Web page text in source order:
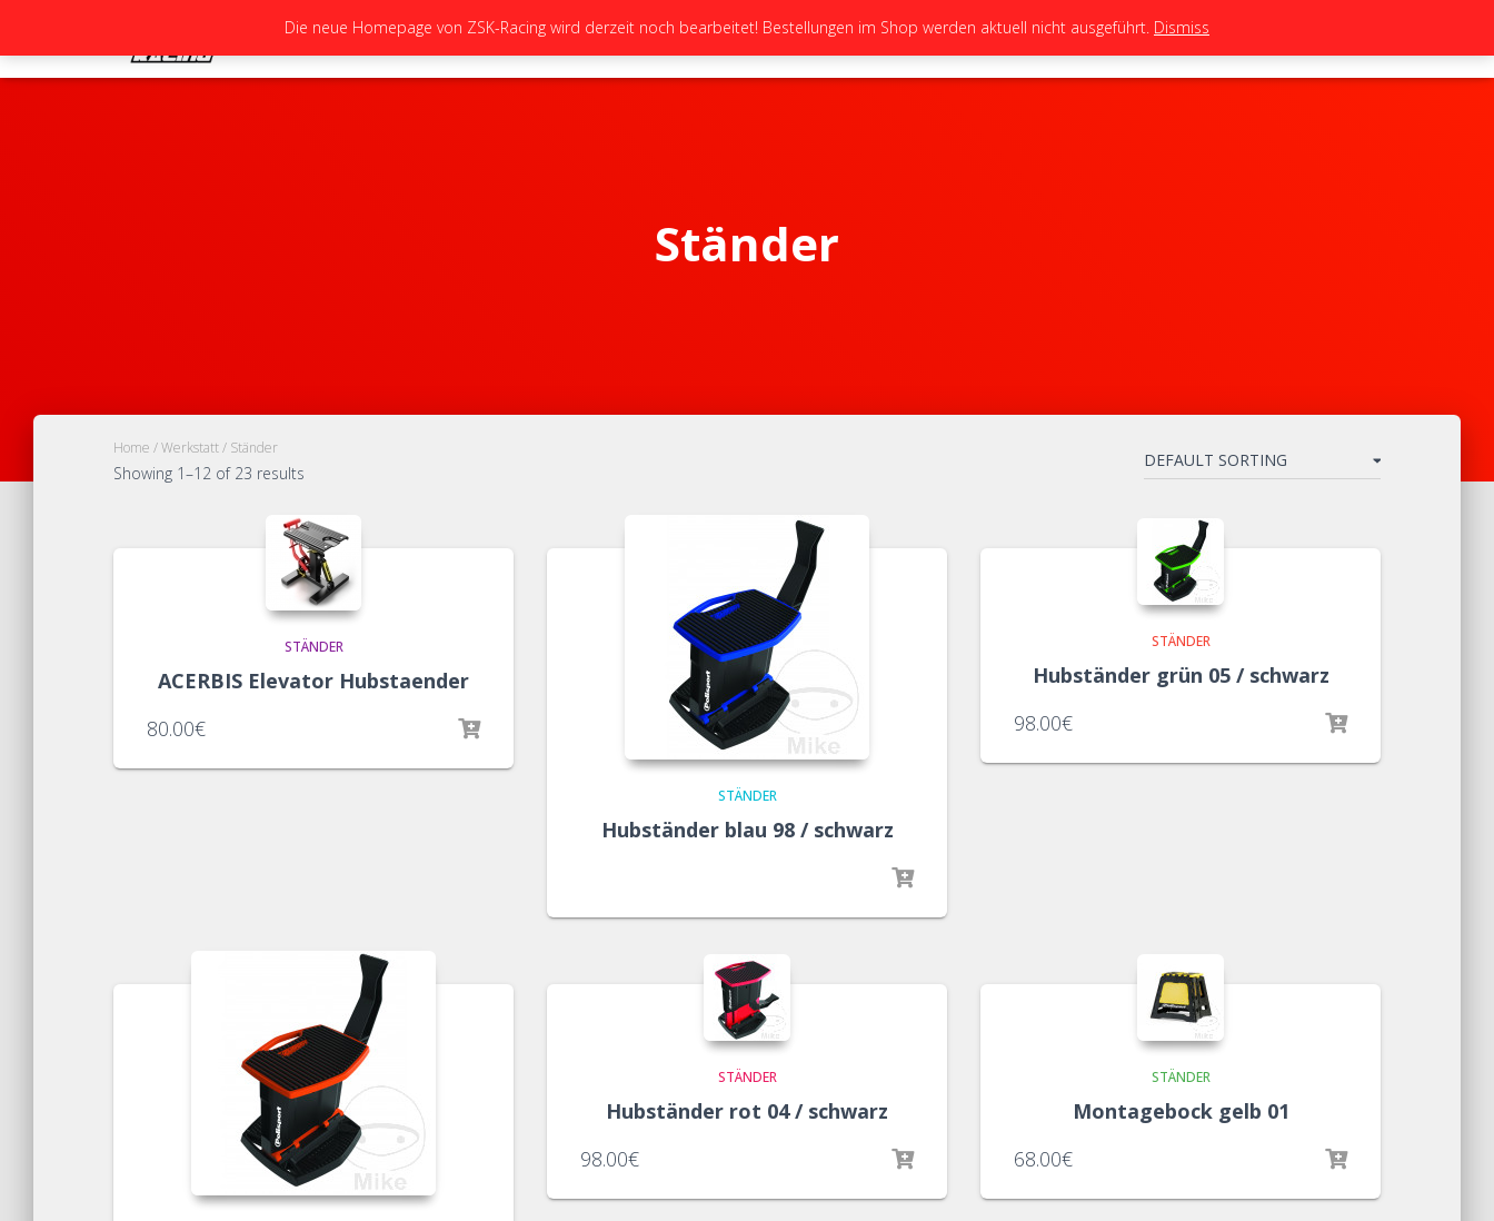
STARTSEITE NEUIGKEITEN GALERIE TEAM TUNING BIKES
Ständer
Home /Werkstatt/ Ständer
Showing 1–12 of 23 results
STÄNDER
ACERBIS Elevator Hubstaender
80.00€
STÄNDER
Hubständer blau 98 / schwarz
STÄNDER
Hubständer grün 05 / schwarz
98.00€
STÄNDER
Hubständer rot 04 / schwarz
98.00€
STÄNDER
Montagebock gelb 01
68.00€
Die neue Homepage von ZSK-Racing wird derzeit noch bearbeitet! Bestellungen im Shop werden aktuell nicht ausgeführt. Dismiss